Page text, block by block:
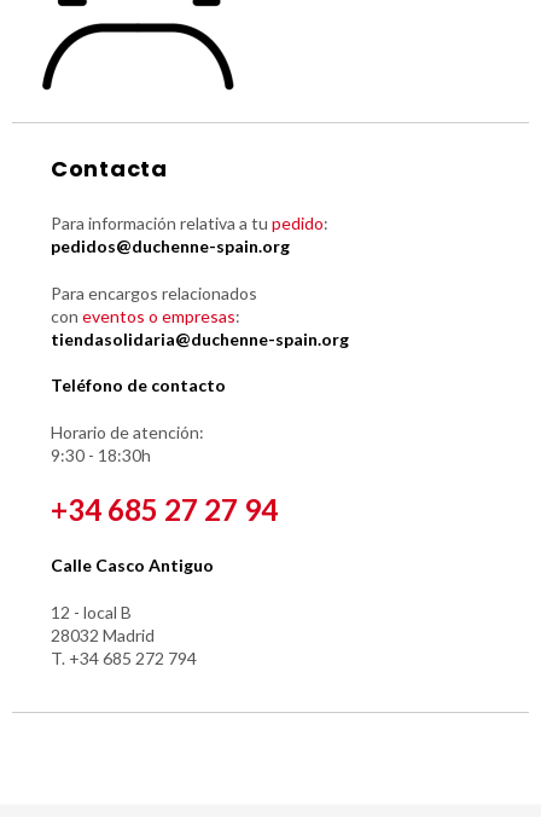
Contacta
Para información relativa a tu pedido:
pedidos@duchenne-spain.org
Para encargos relacionados
con eventos o empresas:
tiendasolidaria@duchenne-spain.org
Teléfono de contacto
Horario de atención:
9:30 - 18:30h
+34 685 27 27 94
Calle Casco Antiguo
12 - local B
28032 Madrid
T. +34 685 272 794